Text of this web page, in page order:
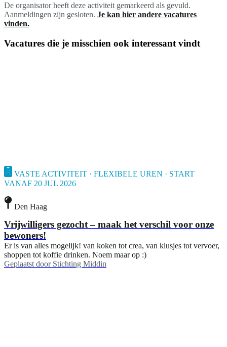
De organisator heeft deze activiteit gemarkeerd als gevuld.
Aanmeldingen zijn gesloten. Je kan hier andere vacatures
vinden.
Vacatures die je misschien ook interessant vindt
VASTE ACTIVITEIT · FLEXIBELE UREN · START
VANAF 20 JUL 2026
Den Haag
Vrijwilligers gezocht – maak het verschil voor onze
bewoners!
Er is van alles mogelijk! van koken tot crea, van klusjes tot vervoer,
shoppen tot koffie drinken. Noem maar op :)
Geplaatst door Stichting Middin